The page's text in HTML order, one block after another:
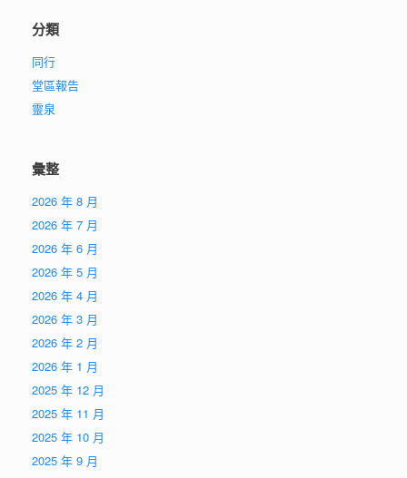
分類
同行
堂區報告
靈泉
彙整
2026 年 8 月
2026 年 7 月
2026 年 6 月
2026 年 5 月
2026 年 4 月
2026 年 3 月
2026 年 2 月
2026 年 1 月
2025 年 12 月
2025 年 11 月
2025 年 10 月
2025 年 9 月